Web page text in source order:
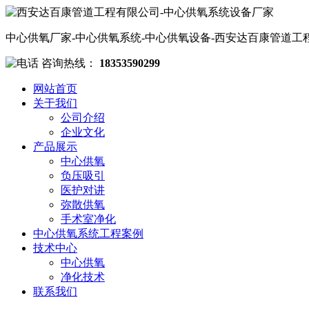
中心供氧厂家-中心供氧系统-中心供氧设备-西安达百康管道工
咨询热线： 18353590299
网站首页
关于我们
公司介绍
企业文化
产品展示
中心供氧
负压吸引
医护对讲
弥散供氧
手术室净化
中心供氧系统工程案例
技术中心
中心供氧
净化技术
联系我们